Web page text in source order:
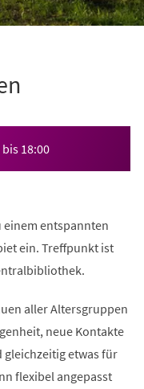
bis 18:00
entspannten
ein. Treffpunkt ist
aller Altersgruppen
neue Kontakte
etwas für
flexibel angepasst